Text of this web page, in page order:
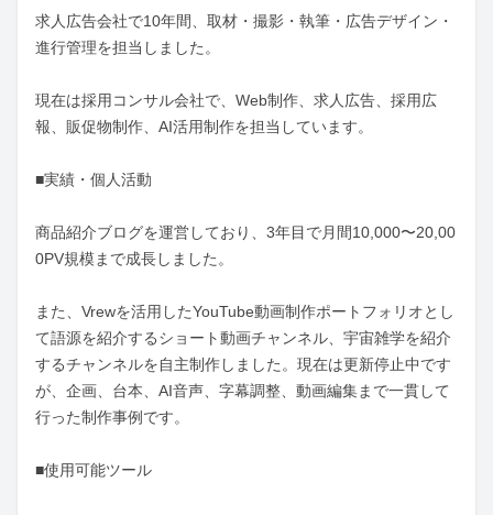
求人広告会社で10年間、取材・撮影・執筆・広告デザイン・
進行管理を担当しました。
現在は採用コンサル会社で、Web制作、求人広告、採用広
報、販促物制作、AI活用制作を担当しています。
■実績・個人活動
商品紹介ブログを運営しており、3年目で月間10,000〜20,00
0PV規模まで成長しました。
また、Vrewを活用したYouTube動画制作ポートフォリオとし
て語源を紹介するショート動画チャンネル、宇宙雑学を紹介
するチャンネルを自主制作しました。現在は更新停止中です
が、企画、台本、AI音声、字幕調整、動画編集まで一貫して
行った制作事例です。
■使用可能ツール